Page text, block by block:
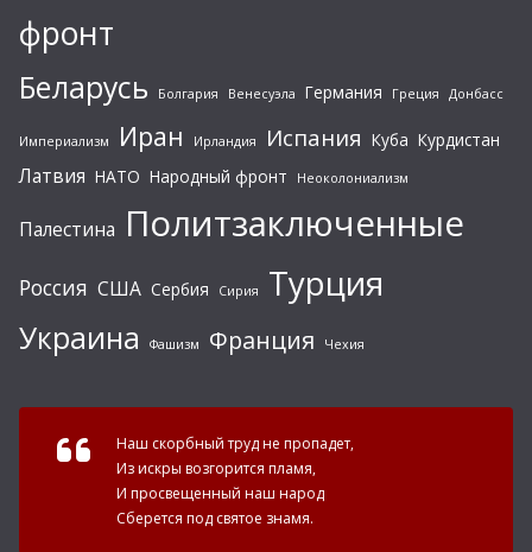
фронт
Беларусь Болгария Венесуэла Германия Греция Донбасс
Империализм Иран Ирландия Испания Куба Курдистан
Латвия НАТО Народный фронт Неоколониализм
Палестина Политзаключенные
Россия США Сербия Сирия Турция
Украина Фашизм Франция Чехия
Наш скорбный труд не пропадет,
Из искры возгорится пламя,
И просвещенный наш народ
Сберется под святое знамя.